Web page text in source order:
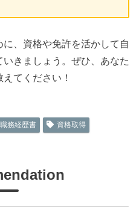
、資格や免許を活かして自
きましょう。ぜひ、あなた
てください！
職務経歴書 資格取得